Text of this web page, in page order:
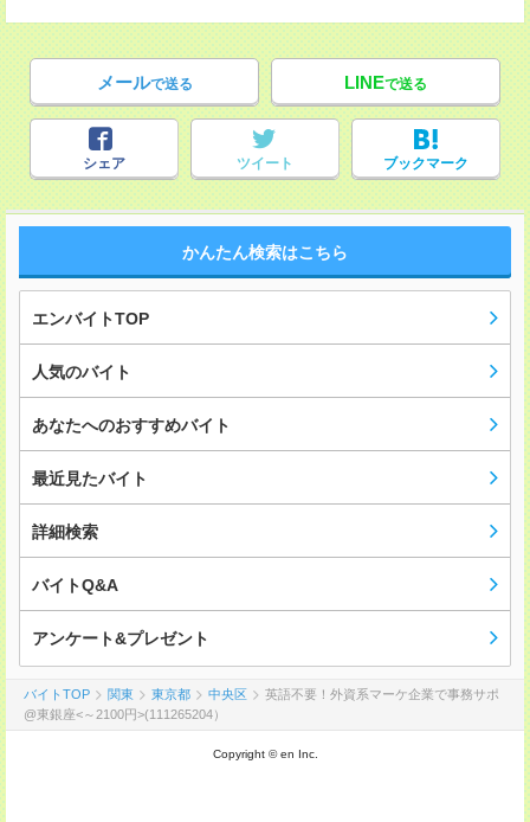
メールで送る LINEで送る
シェア ツイート ブックマーク
かんたん検索はこちら
エンバイトTOP
人気のバイト
あなたへのおすすめバイト
最近見たバイト
詳細検索
バイトQ&A
アンケート&プレゼント
バイトTOP 関東 東京都 中央区
英語不要！外資系マーケ企業で事務サポ
@東銀座<～2100円>(111265204）
Copyright © en Inc.